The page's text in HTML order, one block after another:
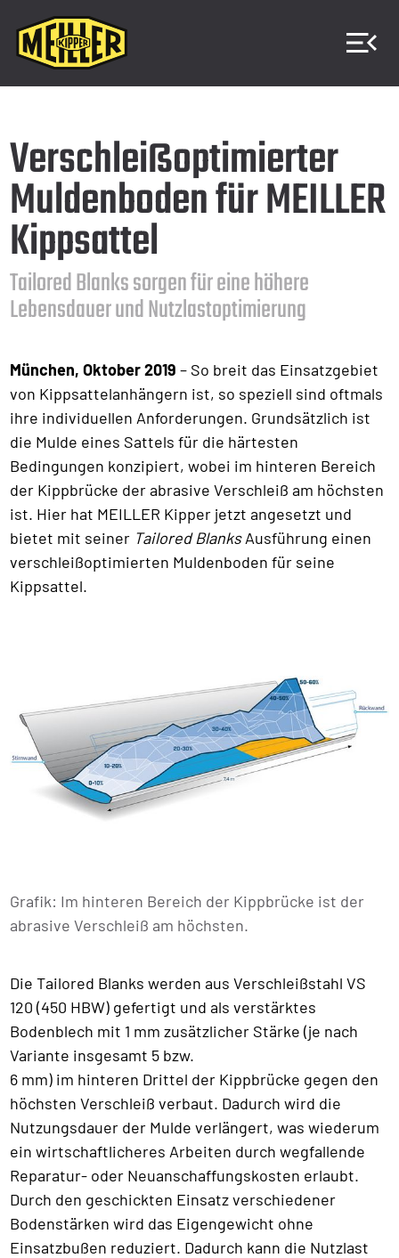
Verschleißoptimierter
Muldenboden für MEILLER
Kippsattel
Tailored Blanks sorgen für eine höhere
Lebensdauer und Nutzlastoptimierung
München, Oktober 2019 – So breit das Einsatzgebiet
von Kippsattelanhängern ist, so speziell sind oftmals
ihre individuellen Anforderungen. Grundsätzlich ist
die Mulde eines Sattels für die härtesten
Bedingungen konzipiert, wobei im hinteren Bereich
der Kippbrücke der abrasive Verschleiß am höchsten
ist. Hier hat MEILLER Kipper jetzt angesetzt und
bietet mit seiner Tailored BlanksAusführung einen
verschleißoptimierten Muldenboden für seine
Kippsattel.
Grafik: Im hinteren Bereich der Kippbrücke ist der
abrasive Verschleiß am höchsten.
Die Tailored Blanks werden aus Verschleißstahl VS
120 (450 HBW) gefertigt und als verstärktes
Bodenblech mit 1 mm zusätzlicher Stärke (je nach
Variante insgesamt 5 bzw.
6 mm) im hinteren Drittel der Kippbrücke gegen den
höchsten Verschleiß verbaut. Dadurch wird die
Nutzungsdauer der Mulde verlängert, was wiederum
ein wirtschaftlicheres Arbeiten durch wegfallende
Reparatur- oder Neuanschaffungskosten erlaubt.
Durch den geschickten Einsatz verschiedener
Bodenstärken wird das Eigengewicht ohne
Einsatzbußen reduziert. Dadurch kann die Nutzlast